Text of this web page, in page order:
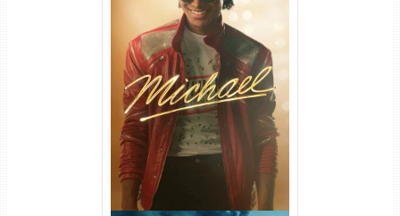
Michael Torrent (2026) WEB-
DL 1080p/4K Dual Áudio